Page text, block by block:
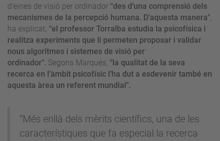
d’eines de visió per ordinador “des d’una comprensió dels
mecanismes de la percepció humana. D’aquesta manera"
ha explicat, “el professor Torralba estudia la psicofísica i
realitza experiments que li permeten proposar i validar
nous algoritmes i sistemes de visió per
ordinador". Segons Marqués, “la qualitat de la seva
recerca en l’àmbit psicofísic l’ha dut a esdevenir també en
aquesta àrea un referent mundial".
“Més enllà dels mèrits científics, una de les
característiques que fa especial la recerca